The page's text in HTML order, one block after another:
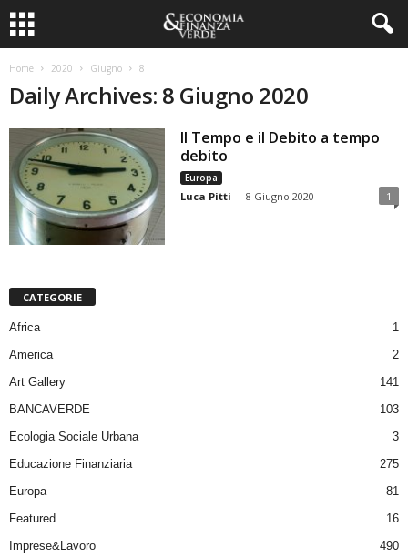
Home 2020 Giugno 8
Daily Archives: 8 Giugno 2020
Il Tempo e il Debito a tempo
debito
Europa
Luca Pitti - 8 Giugno 2020 1
CATEGORIE
Africa
1
America
2
Art Gallery
141
BANCAVERDE
103
Ecologia Sociale Urbana
3
Educazione Finanziaria
275
Europa
81
Featured
16
Imprese&Lavoro
490